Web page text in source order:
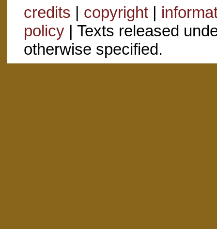
credits | copyright|
policy| Texts released
otherwise specified.